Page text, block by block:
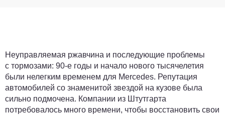
Неуправляемая ржавчина и последующие проблемы
с тормозами: 90-е годы и начало нового тысячелетия
были нелегким временем для Mercedes. Репутация
автомобилей со знаменитой звездой на кузове была
сильно подмочена. Компании из Штутгарта
потребовалось много времени, чтобы восстановить свои